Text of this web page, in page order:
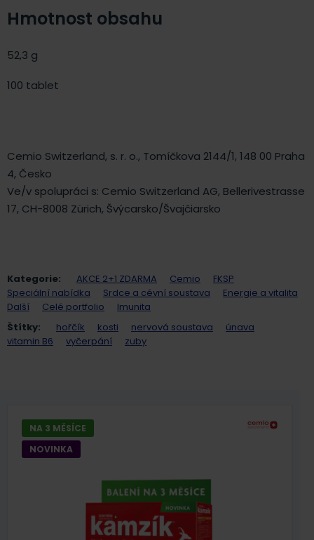
Hmotnost obsahu
52,3 g
100 tablet
Cemio Switzerland, s. r. o., Tomíčkova 2144/1, 148 00 Praha
4, Česko
Ve/v spolupráci s: Cemio Switzerland AG, Bellerivestrasse
17, CH-8008 Zürich, Švýcarsko/Švajčiarsko
Kategorie: AKCE 2+1 ZDARMA Cemio
FKSP
Speciální nabídka
Srdce a cévní soustava
Energie a vitalita
Další
Celé portfolio
Imunita
Štítky:
hořčík kosti nervová soustava
únava
vitamin B6
vyčerpání zuby
NA 3 MĚSÍCE
NOVINKA